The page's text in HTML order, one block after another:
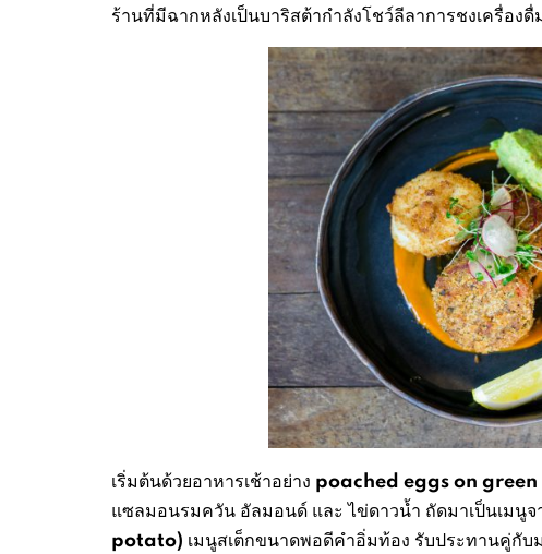
ร้านที่มีฉากหลังเป็นบาริสต้ากำลังโชว์ลีลาการชงเครื่อ
เริ่มต้นด้วยอาหารเช้าอย่าง poached eggs on green
แซลมอนรมควัน อัลมอนด์ และ ไข่ดาวน้ำ ถัดมาเป็นเมนู
potato) เมนูสเต็กขนาดพอดีคำอิ่มท้อง รับประทานคู่กั